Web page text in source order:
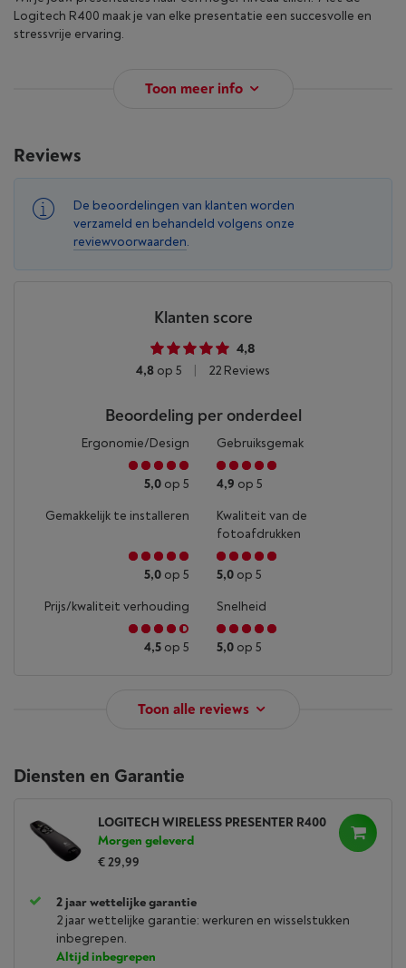
Logitech R400 maak je van elke presentatie een succesvolle en
stressvrije ervaring.
Toon meer info
Reviews
De beoordelingen van klanten worden
verzameld en behandeld volgens onze
reviewvoorwaarden.
Klanten score
4,8
4,8 op 5 22 Reviews
Beoordeling per onderdeel
Ergonomie/Design
5,0 op 5
Gebruiksgemak
4,9 op 5
Gemakkelijk te installeren
5,0 op 5
Kwaliteit van de
fotoafdrukken
5,0 op 5
Prijs/kwaliteit verhouding
4,5 op 5
Snelheid
5,0 op 5
Toon alle reviews
Diensten en Garantie
LOGITECH WIRELESS PRESENTER R400
Morgen geleverd
€ 29,99
2 jaar wettelijke garantie
2 jaar wettelijke garantie: werkuren en wisselstukken
inbegrepen.
Altijd inbegrepen